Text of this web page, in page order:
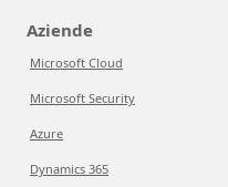
Aziende
Microsoft Cloud
Microsoft Security
Azure
Dynamics 365